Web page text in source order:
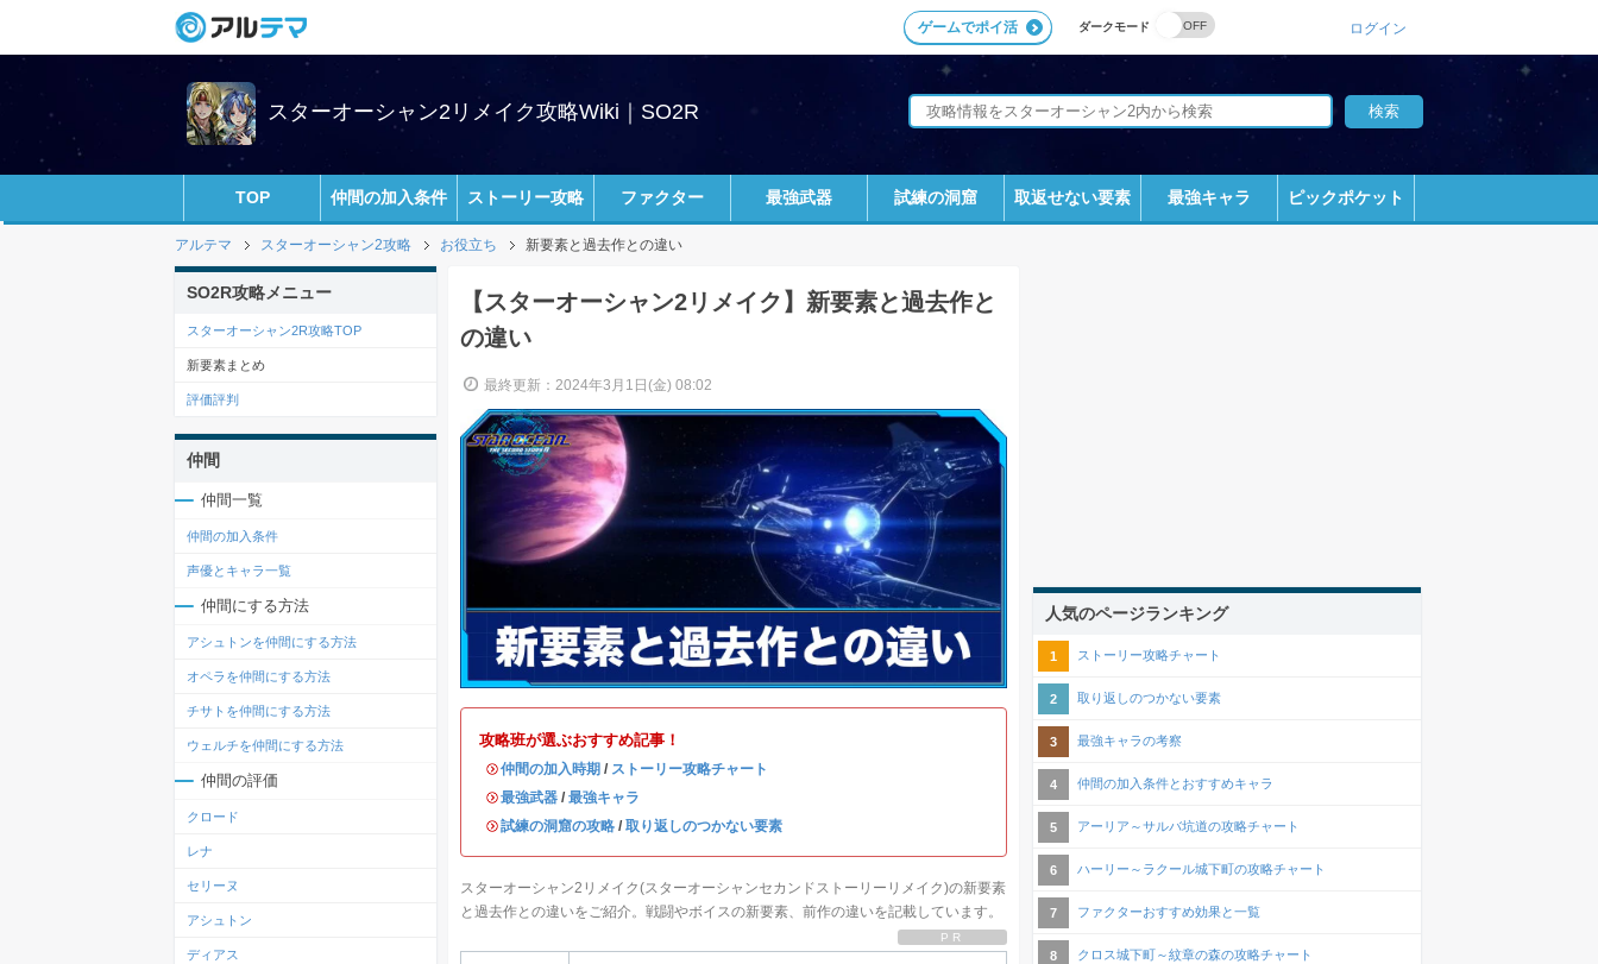
ダークモード
ゲームでポイ活 ログイン
スターオーシャン2リメイク攻略Wiki｜SO2R
TOP 仲間の加入条件 ストーリー攻略 ファクター 最強武器 試練の洞窟 取返せない要素 最強キャラ ピックポケット
アルテマ スターオーシャン2攻略 お役立ち 新要素と過去作との違い
【スターオーシャン2リメイク】新要素と過去作と
の違い
最終更新：2024年3月1日(金) 08:02
攻略班が選ぶおすすめ記事！
・仲間の加入時期 / ストーリー攻略チャート
・最強武器 / 最強キャラ
・試練の洞窟の攻略 / 取り返しのつかない要素
スターオーシャン2リメイク(スターオーシャンセカンドストーリーリメイク)の新要素
と過去作との違いをご紹介。戦闘やボイスの新要素、前作の違いを記載しています。
PR
SO2R攻略メニュー
スターオーシャン2R攻略TOP
新要素まとめ
評価評判
仲間
仲間一覧
仲間の加入条件
声優とキャラ一覧
仲間にする方法
アシュトンを仲間にする方法
オペラを仲間にする方法
チサトを仲間にする方法
ウェルチを仲間にする方法
仲間の評価
クロード
レナ
セリーヌ
アシュトン
ディアス
人気のページランキング
ストーリー攻略チャート
取り返しのつかない要素
最強キャラの考察
仲間の加入条件とおすすめキャラ
アーリア～サルバ坑道の攻略チャート
ハーリー～ラクール城下町の攻略チャート
ファクターおすすめ効果と一覧
クロス城下町～紋章の森の攻略チャート